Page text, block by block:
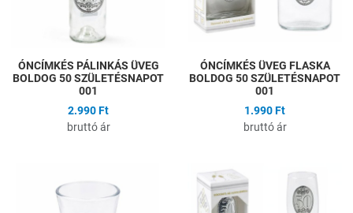
ÓNCÍMKÉS PÁLINKÁS ÜVEG
BOLDOG 50 SZÜLETÉSNAPOT
001
2.990 Ft
bruttó ár
ÓNCÍMKÉS ÜVEG FLASKA
BOLDOG 50 SZÜLETÉSNAPOT
001
1.990 Ft
bruttó ár
Hozzáadás a kívánságlistához